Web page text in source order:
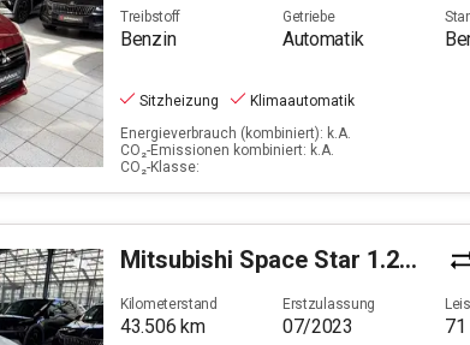
Treibstoff
Benzin
Getriebe
Automatik
Sitzheizung
Klimaautomatik
Energieverbrauch (kombiniert): k.A.
CO₂-Emissionen kombiniert: k.A.
CO₂-Klasse:
Mitsubishi Space Star 1.2 Select+ (EURO 6d)
Kilometerstand
43.506 km
Erstzulassung
07/2023 71